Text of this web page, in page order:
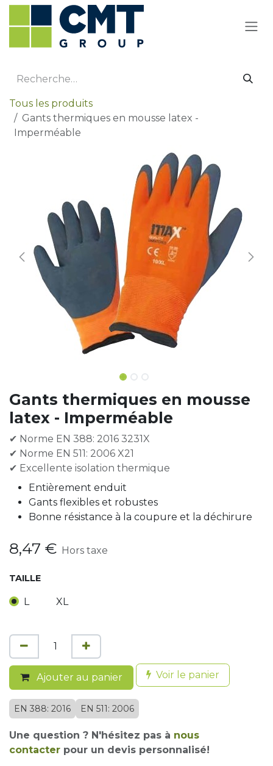
Se rendre au contenu
Tous les produits
Gants thermiques en mousse latex -
Imperméable
Gants thermiques en mousse
latex - Imperméable
✔ Norme EN 388: 2016 3231X
✔ Norme EN 511: 2006 X21
✔ Excellente isolation thermique
Entièrement enduit
Gants flexibles et robustes
Bonne résistance à la coupure et la déchirure
8,47 € Hors taxe
TAILLE
L XL
Ajouter au panier Voir le panier
EN 388: 2016 EN 511: 2006
Une question ? N'hésitez pas à nous
contacter pour un devis personnalisé!